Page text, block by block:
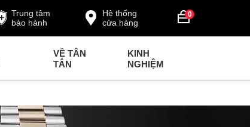
0
Hệ thống
cửa hàng
Trung tâm
bảo hành
VỀ TÂN
TÂN
KINH
NGHIỆM